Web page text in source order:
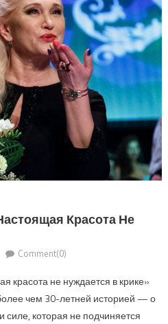
Красота Не
Comment(0)
красота не нуждается в крике»
чем 30-летней историей — о
силе, которая не подчиняется